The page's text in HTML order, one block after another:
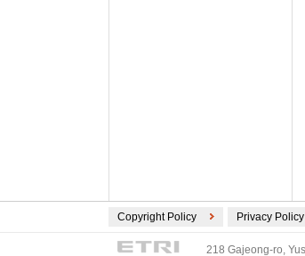
Copyright Policy Privacy Policy
218 Gajeong-ro,